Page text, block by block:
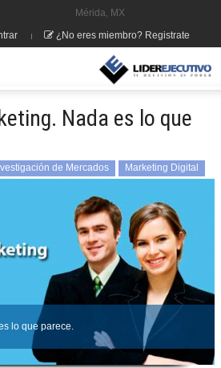
Mérida, MX
¿No eres miembro? Registrate
Nada es lo que
de Mercados
Marketing Digital
lo que parece.